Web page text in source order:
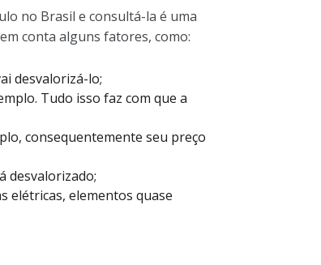
no Brasil e consultá-la é uma
conta alguns fatores, como:
desvalorizá-lo;
Tudo isso faz com que a
consequentemente seu preço
desvalorizado;
elétricas, elementos quase